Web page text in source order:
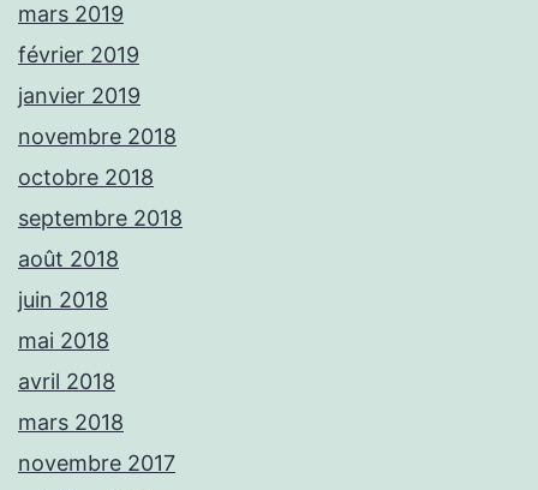
mars 2019
février 2019
janvier 2019
novembre 2018
octobre 2018
septembre 2018
août 2018
juin 2018
mai 2018
avril 2018
mars 2018
novembre 2017